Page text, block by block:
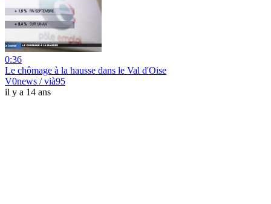
0:36
Le chômage à la hausse dans le Val d'Oise
V0news / vià95
il y a 14 ans